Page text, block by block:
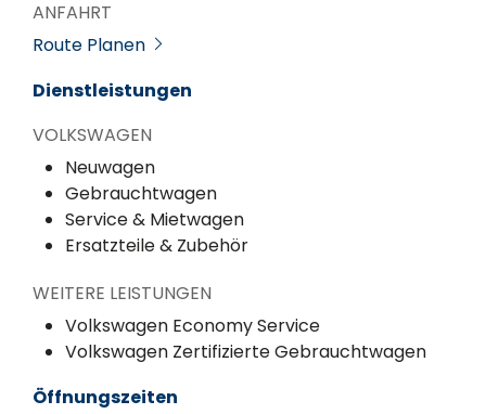
ANFAHRT
Route Planen
Dienstleistungen
VOLKSWAGEN
Neuwagen
Gebrauchtwagen
Service & Mietwagen
Ersatzteile & Zubehör
WEITERE LEISTUNGEN
Volkswagen Economy Service
Volkswagen Zertifizierte Gebrauchtwagen
Öffnungszeiten